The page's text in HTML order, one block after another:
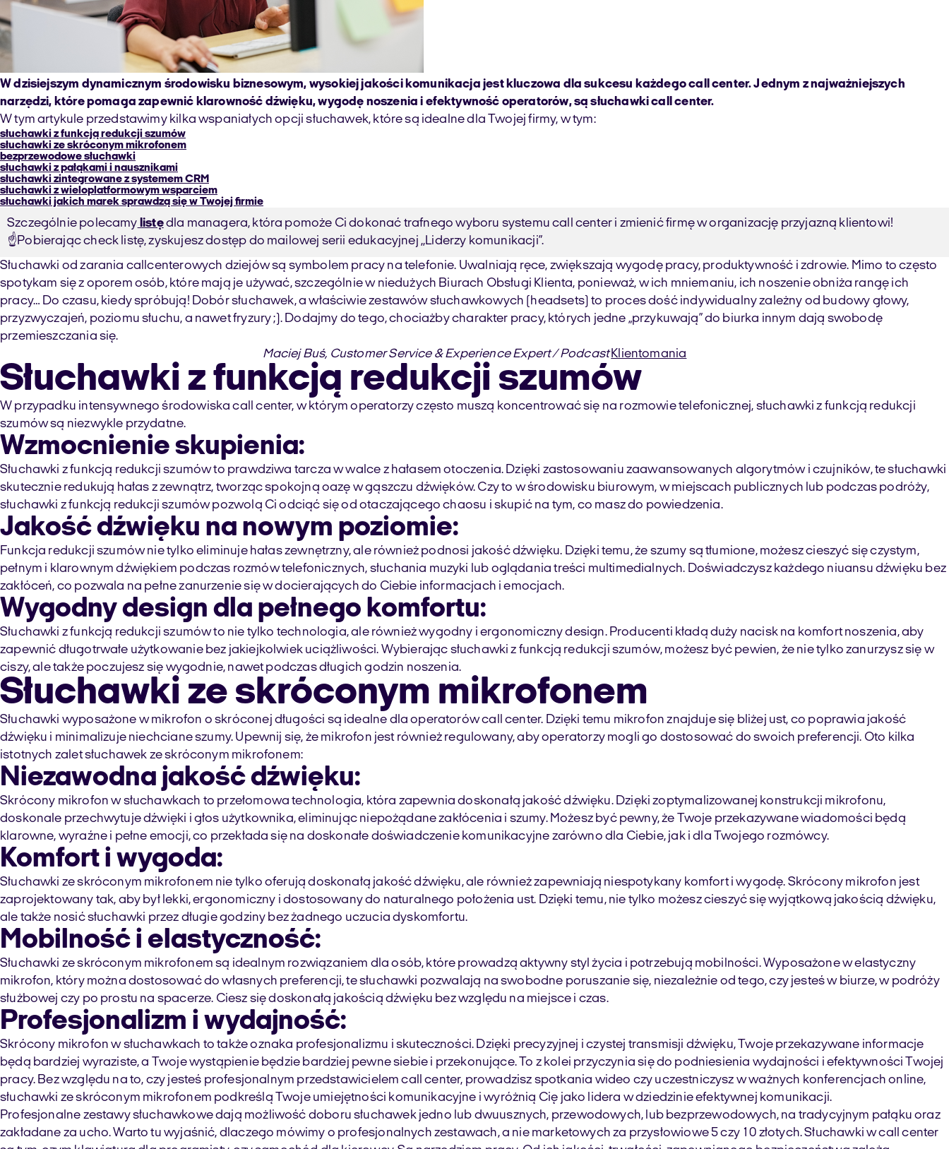
W dzisiejszym dynamicznym środowisku biznesowym, wysokiej jakości komunikacja jest kluczowa dla sukcesu każdego call center. Jednym z najważniejszych
narzędzi, które pomaga zapewnić klarowność dźwięku, wygodę noszenia i efektywność operatorów, są słuchawki call center.
W tym artykule przedstawimy kilka wspaniałych opcji słuchawek, które są idealne dla Twojej firmy, w tym:
słuchawki z funkcją redukcji szumów
słuchawki ze skróconym mikrofonem
bezprzewodowe słuchawki
słuchawki z pałąkami i nausznikami
słuchawki zintegrowane z systemem CRM
słuchawki z wieloplatformowym wsparciem
słuchawki jakich marek sprawdzą się w Twojej firmie
Szczególnie polecamy listędla managera, która pomoże Ci dokonać trafnego wyboru systemu call center i zmienić firmę w organizację przyjazną klientowi!
☝️Pobierając check listę, zyskujesz dostęp do mailowej serii edukacyjnej ,,Liderzy komunikacji”.
Słuchawki od zarania callcenterowych dziejów są symbolem pracy na telefonie. Uwalniają ręce, zwiększają wygodę pracy, produktywność i zdrowie. Mimo to często
spotykam się z oporem osób, które mają je używać, szczególnie w niedużych Biurach Obsługi Klienta, ponieważ, w ich mniemaniu, ich noszenie obniża rangę ich
pracy… Do czasu, kiedy spróbują! Dobór słuchawek, a właściwie zestawów słuchawkowych (headsets) to proces dość indywidualny zależny od budowy głowy,
przyzwyczajeń, poziomu słuchu, a nawet fryzury ;). Dodajmy do tego, chociażby charakter pracy, których jedne „przykuwają” do biurka innym dają swobodę
przemieszczania się.
Maciej Buś, Customer Service & Experience Expert / PodcastKlientomania
Słuchawki z funkcją redukcji szumów
W przypadku intensywnego środowiska call center, w którym operatorzy często muszą koncentrować się na rozmowie telefonicznej, słuchawki z funkcją redukcji
szumów są niezwykle przydatne.
Wzmocnienie skupienia:
Słuchawki z funkcją redukcji szumów to prawdziwa tarcza w walce z hałasem otoczenia. Dzięki zastosowaniu zaawansowanych algorytmów i czujników, te słuchawki
skutecznie redukują hałas z zewnątrz, tworząc spokojną oazę w gąszczu dźwięków. Czy to w środowisku biurowym, w miejscach publicznych lub podczas podróży,
słuchawki z funkcją redukcji szumów pozwolą Ci odciąć się od otaczającego chaosu i skupić na tym, co masz do powiedzenia.
Jakość dźwięku na nowym poziomie:
Funkcja redukcji szumów nie tylko eliminuje hałas zewnętrzny, ale również podnosi jakość dźwięku. Dzięki temu, że szumy są tłumione, możesz cieszyć się czystym,
pełnym i klarownym dźwiękiem podczas rozmów telefonicznych, słuchania muzyki lub oglądania treści multimedialnych. Doświadczysz każdego niuansu dźwięku bez
zakłóceń, co pozwala na pełne zanurzenie się w docierających do Ciebie informacjach i emocjach.
Wygodny design dla pełnego komfortu:
Słuchawki z funkcją redukcji szumów to nie tylko technologia, ale również wygodny i ergonomiczny design. Producenti kładą duży nacisk na komfort noszenia, aby
zapewnić długotrwałe użytkowanie bez jakiejkolwiek uciążliwości. Wybierając słuchawki z funkcją redukcji szumów, możesz być pewien, że nie tylko zanurzysz się w
ciszy, ale także poczujesz się wygodnie, nawet podczas długich godzin noszenia.
Słuchawki ze skróconym mikrofonem
Słuchawki wyposażone w mikrofon o skróconej długości są idealne dla operatorów call center. Dzięki temu mikrofon znajduje się bliżej ust, co poprawia jakość
dźwięku i minimalizuje niechciane szumy. Upewnij się, że mikrofon jest również regulowany, aby operatorzy mogli go dostosować do swoich preferencji. Oto kilka
istotnych zalet słuchawek ze skróconym mikrofonem:
Niezawodna jakość dźwięku:
Skrócony mikrofon w słuchawkach to przełomowa technologia, która zapewnia doskonałą jakość dźwięku. Dzięki zoptymalizowanej konstrukcji mikrofonu,
doskonale przechwytuje dźwięki i głos użytkownika, eliminując niepożądane zakłócenia i szumy. Możesz być pewny, że Twoje przekazywane wiadomości będą
klarowne, wyraźne i pełne emocji, co przekłada się na doskonałe doświadczenie komunikacyjne zarówno dla Ciebie, jak i dla Twojego rozmówcy.
Komfort i wygoda:
Słuchawki ze skróconym mikrofonem nie tylko oferują doskonałą jakość dźwięku, ale również zapewniają niespotykany komfort i wygodę. Skrócony mikrofon jest
zaprojektowany tak, aby był lekki, ergonomiczny i dostosowany do naturalnego położenia ust. Dzięki temu, nie tylko możesz cieszyć się wyjątkową jakością dźwięku,
ale także nosić słuchawki przez długie godziny bez żadnego uczucia dyskomfortu.
Mobilność i elastyczność:
Słuchawki ze skróconym mikrofonem są idealnym rozwiązaniem dla osób, które prowadzą aktywny styl życia i potrzebują mobilności. Wyposażone w elastyczny
mikrofon, który można dostosować do własnych preferencji, te słuchawki pozwalają na swobodne poruszanie się, niezależnie od tego, czy jesteś w biurze, w podróży
służbowej czy po prostu na spacerze. Ciesz się doskonałą jakością dźwięku bez względu na miejsce i czas.
Profesjonalizm i wydajność:
Skrócony mikrofon w słuchawkach to także oznaka profesjonalizmu i skuteczności. Dzięki precyzyjnej i czystej transmisji dźwięku, Twoje przekazywane informacje
będą bardziej wyraziste, a Twoje wystąpienie będzie bardziej pewne siebie i przekonujące. To z kolei przyczynia się do podniesienia wydajności i efektywności Twojej
pracy. Bez względu na to, czy jesteś profesjonalnym przedstawicielem call center, prowadzisz spotkania wideo czy uczestniczysz w ważnych konferencjach online,
słuchawki ze skróconym mikrofonem podkreślą Twoje umiejętności komunikacyjne i wyróżnią Cię jako lidera w dziedzinie efektywnej komunikacji.
Profesjonalne zestawy słuchawkowe dają możliwość doboru słuchawek jedno lub dwuusznych, przewodowych, lub bezprzewodowych, na tradycyjnym pałąku oraz
zakładane za ucho. Warto tu wyjaśnić, dlaczego mówimy o profesjonalnych zestawach, a nie marketowych za przysłowiowe 5 czy 10 złotych. Słuchawki w call center